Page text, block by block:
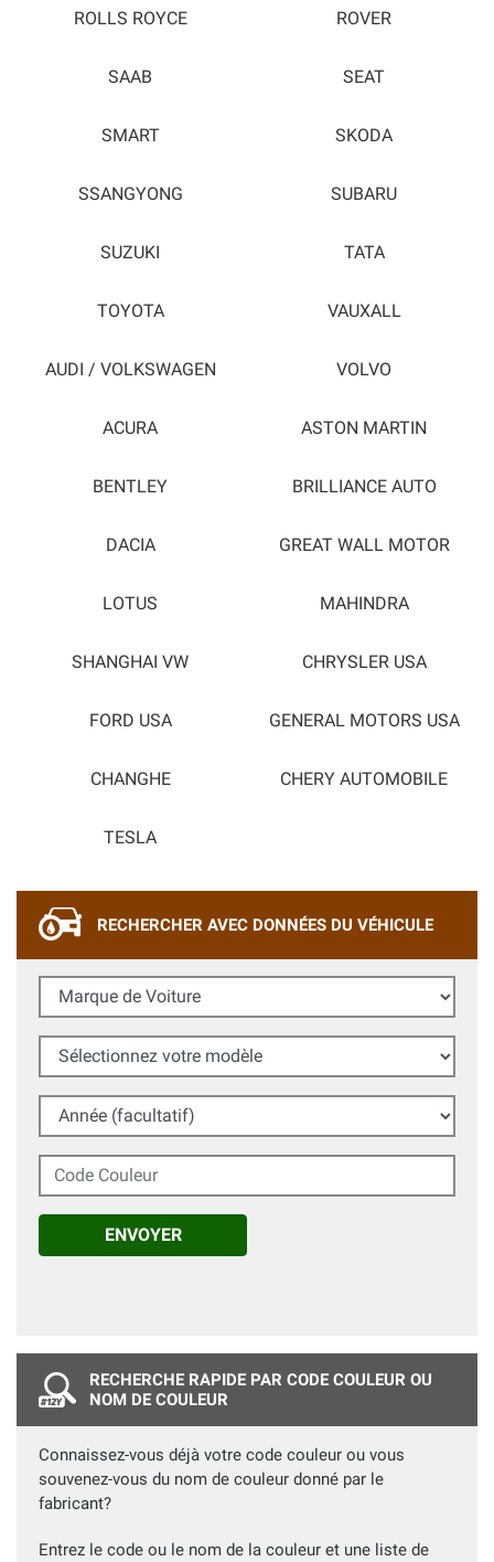
ROLLS ROYCE ROVER
SAAB SEAT
SMART SKODA
SSANGYONG SUBARU
SUZUKI TATA
TOYOTA VAUXALL
AUDI / VOLKSWAGEN VOLVO
ACURA ASTON MARTIN
BENTLEY BRILLIANCE AUTO
DACIA GREAT WALL MOTOR
LOTUS MAHINDRA
SHANGHAI VW CHRYSLER USA
FORD USA GENERAL MOTORS USA
CHANGHE CHERY AUTOMOBILE
TESLA
RECHERCHER AVEC DONNÉES DU VÉHICULE
Marque de Voiture
Sélectionnez votre modèle
Année (facultatif)
Code Couleur
ENVOYER
RECHERCHE RAPIDE PAR CODE COULEUR OU
NOM DE COULEUR
Connaissez-vous déjà votre code couleur ou vous
souvenez-vous du nom de couleur donné par le
fabricant?
Entrez le code ou le nom de la couleur et une liste de